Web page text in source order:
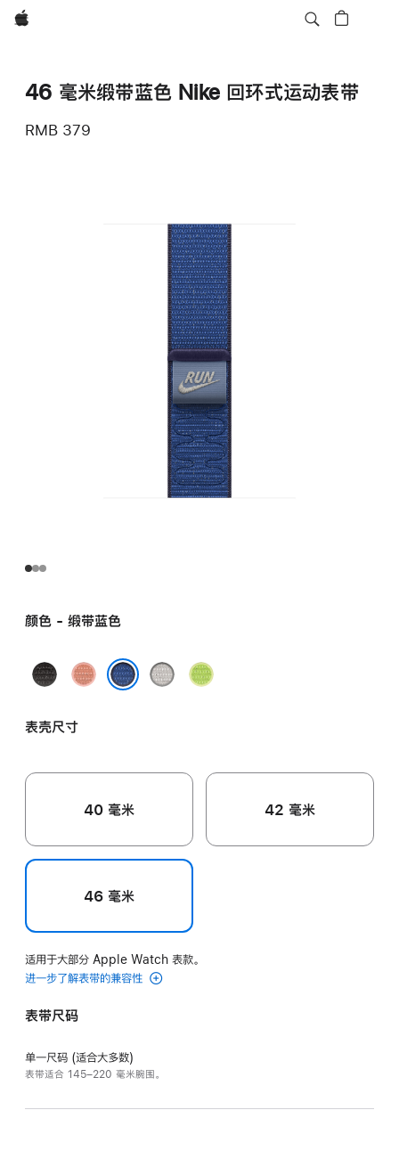
Apple
46 毫米缎带蓝色 Nike 回环式运动表带
RMB 379
颜色 - 缎带蓝色
午
黑
山
粉
朦
荧
表壳尺寸
40 毫米 42 毫米
46 毫米
适用于大部分 Apple Watch 表款。
进一步了解表带的兼容性
表带尺码
单一尺码 (适合大多数)
表带适合 145–220 毫米腕围。